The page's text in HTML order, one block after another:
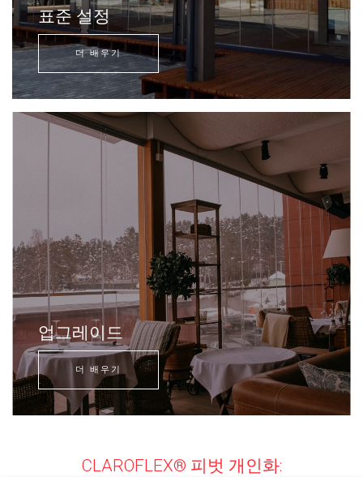
표준 설정
더 배우기
업그레이드
더 배우기
CLAROFLEX® 피벗 개인화: